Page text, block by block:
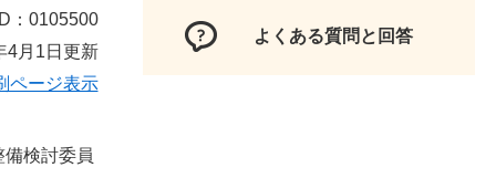
：0105500
4月1日更新
ページ表示
検討委員
よくある質問と回答